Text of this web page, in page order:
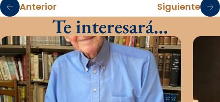
Anterior Siguiente
Te interesará…